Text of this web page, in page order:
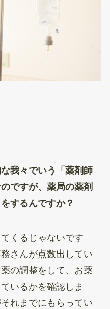
我々でいう「薬剤師
ですが、薬局の薬剤
するんですか？
くるじゃないです
さんが点数出してい
の調整をして、お薬
いるかを確認しま
れまでにもらってい